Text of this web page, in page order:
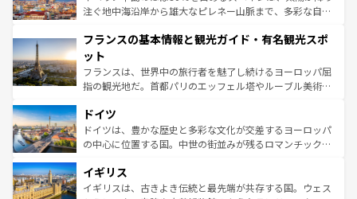
ピザやパスタなど、絶品のイタリア料理を堪能することも
ませてくれるイタリアで、忘れられない旅をしてみよう！
なお、新着のイタリア情報は
しい。
注ぐ地中海沿岸から雄大なピレネー山脈まで、多彩な自然
文化が根付くこの国では、情熱的なフラメンコ、熱気あふ
れる闘牛、そして美味しいタパスが生活の一部となってい
る。首都マドリードの洗練された雰囲気や、バルセロナの
アートに溢れた街角から、地方では古代ローマ遺跡や中世
せる。地方によって風土や気候が異なるスペインはその個
性で訪れる人を魅了する。 なお、新着のスペイン情報は コ
ンテンツ一覧を参照してほしい。
フランスの基本情報と観光ガイド・有名観光スポ
ット
フランスは、世界中の旅行者を魅了し続けるヨーロッパ屈
指の観光地だ。首都パリのエッフェル塔やルーブル美術館
で、幅広い魅力が詰まっている。華麗な宮殿、歴史的な大
聖堂、美しいビーチ、そして豊かな自然が、訪れる者を心
から魅了する。また、フランスは美食の国としても知ら
いる。シャンパンの発祥地であるランス、プロヴァンスの
香り高いラベンダー畑など、多彩な楽しみ方が可能だ。さ
ドイツ
ドイツは、豊かな歴史と多彩な文化が交差するヨーロッパ
の中心に位置する国。中世の街並みが残るロマンチック街
顔を持つこの国は、どこを歩いても飽きることがない。ベ
ルリンの文化的活気、バイエルン州のアルプスの絶景、そ
イギリス
イギリスは、古きよき伝統と最先端が共存する国。ウェス